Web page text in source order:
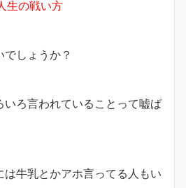
生の戦い方
でしょうか？
いろ言われていることって嘘ば
は牛乳とかアホ言ってる人もい